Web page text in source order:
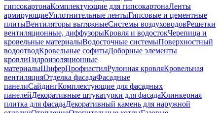
гипсокартонаКомплектующие для гипсокартонаЛенты
армирующиеУплотнительные лентыГипсовые и цементные
плитыВентиляторы вытяжныеСистемы воздуховодовРешетки
вентиляционные, диффузорыКровля и водостокЧерепица и
кровельные материалыВодосточные системыПоверхностный
водоотводКровельные софитыДоборные элементы
кровлиГидроизоляционные
материалыШиферПрофнастилРулонная кровляКровельная
вентиляцияОтделка фасадаФасадные
панелиСайдингКомплектующие для фасадных
панелейДекоративные штукатурки для фасадаКлинкерная
плитка для фасадаДекоративный камень для наружной